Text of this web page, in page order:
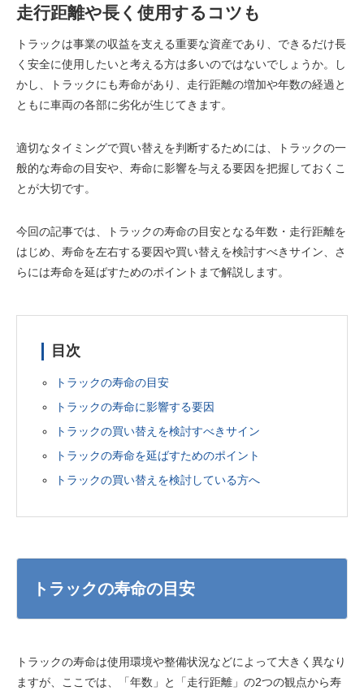
走行距離や長く使用するコツも
トラックは事業の収益を支える重要な資産であり、できるだけ長
く安全に使用したいと考える方は多いのではないでしょうか。し
かし、トラックにも寿命があり、走行距離の増加や年数の経過と
ともに車両の各部に劣化が生じてきます。
適切なタイミングで買い替えを判断するためには、トラックの一
般的な寿命の目安や、寿命に影響を与える要因を把握しておくこ
とが大切です。
今回の記事では、トラックの寿命の目安となる年数・走行距離を
はじめ、寿命を左右する要因や買い替えを検討すべきサイン、さ
らには寿命を延ばすためのポイントまで解説します。
目次
トラックの寿命の目安
トラックの寿命に影響する要因
トラックの買い替えを検討すべきサイン
トラックの寿命を延ばすためのポイント
トラックの買い替えを検討している方へ
トラックの寿命の目安
トラックの寿命は使用環境や整備状況などによって大きく異なり
ますが、ここでは、「年数」と「走行距離」の2つの観点から寿